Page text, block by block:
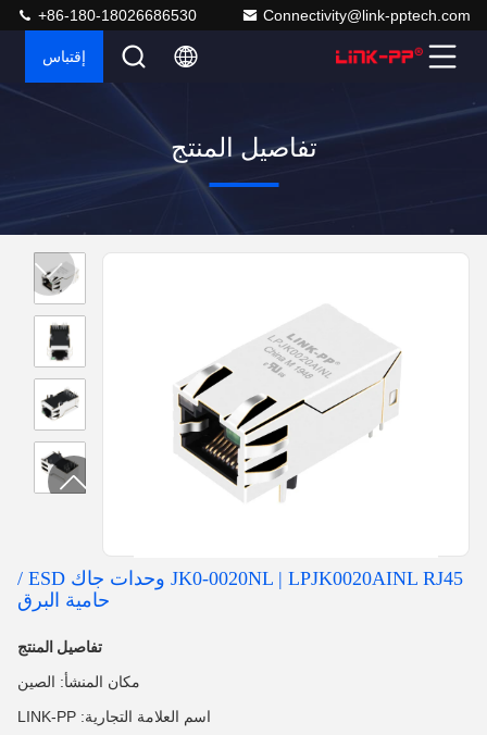
Connectivity@link-pptech.com
+86-180-18026686530
إقتباس
تفاصيل المنتج
JK0-0020NL | LPJK0020AINL RJ45 وحدات جاك ESD /
حامية البرق
تفاصيل المنتج
مكان المنشأ: الصين
اسم العلامة التجارية: LINK-PP